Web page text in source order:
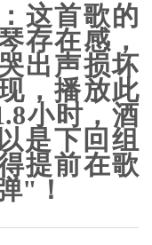
这首歌的
存在感，
出声损坏
，播放此
小时，酒
是下回组
提前在歌
"！